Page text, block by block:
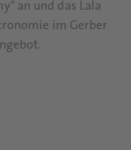
an und das Lala
im Gerber